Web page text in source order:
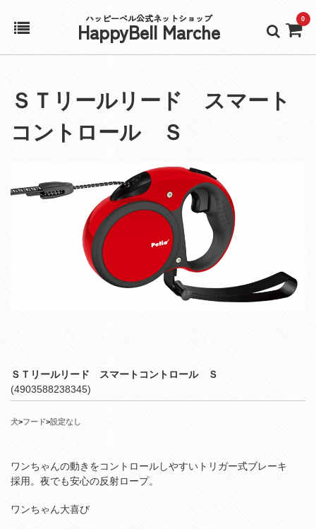
ハッピーベル公式ネットショップ
HappyBell Marche 0
アカウント
カート
ＳＴリールリード スマート
コントロール Ｓ
ＳＴリールリード スマートコントロール Ｓ
(4903588238345)
犬>フード>設定なし
ワンちゃんの動きをコントロールしやすいトリガー式ブレーキ
採用。夜でも安心の反射ロープ。
ワンちゃん大喜び